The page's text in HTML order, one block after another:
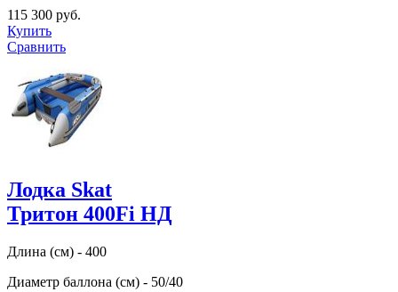
115 300 руб.
Купить
Сравнить
Лодка Skat
Тритон 400Fi НД
Длина (см) - 400
Диаметр баллона (см) - 50/40